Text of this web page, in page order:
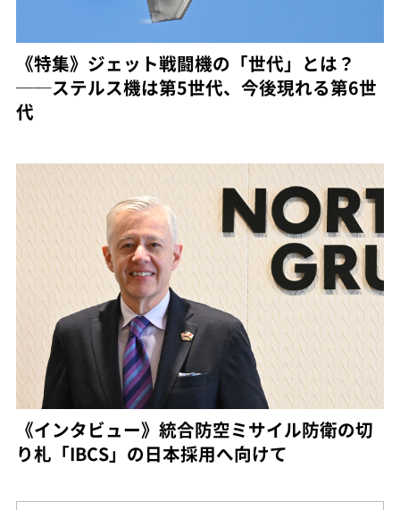
《特集》ジェット戦闘機の「世代」とは？
──ステルス機は第5世代、今後現れる第6世
代
《インタビュー》統合防空ミサイル防衛の切
り札「IBCS」の日本採用へ向けて